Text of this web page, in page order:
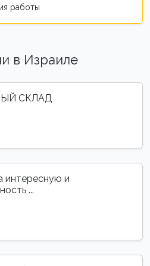
работы
в Израиле
СКЛАД
интересную и
...